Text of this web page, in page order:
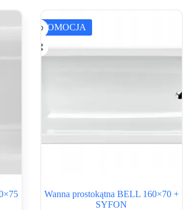
PROMOCJA
Wanna prostokątna BELL 160×70 +
SYFON